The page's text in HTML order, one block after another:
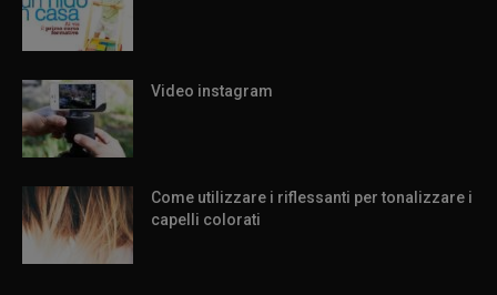
Video instagram
Come utilizzare i riflessanti per tonalizzare i
capelli colorati